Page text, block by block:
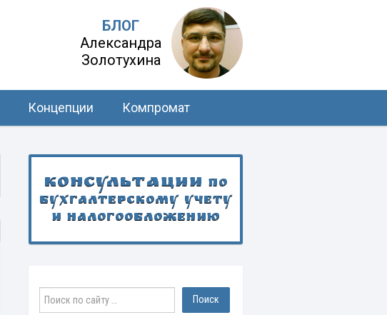
БЛОГ
Александра
Золотухина
Концепции Компромат
Консультации по
бухгалтерскому учету
и налогообложению